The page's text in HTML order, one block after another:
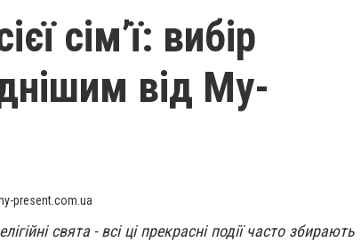
сім’ї: вибір
від My-
present.com.ua
свята - всі ці прекрасні події часто збирають